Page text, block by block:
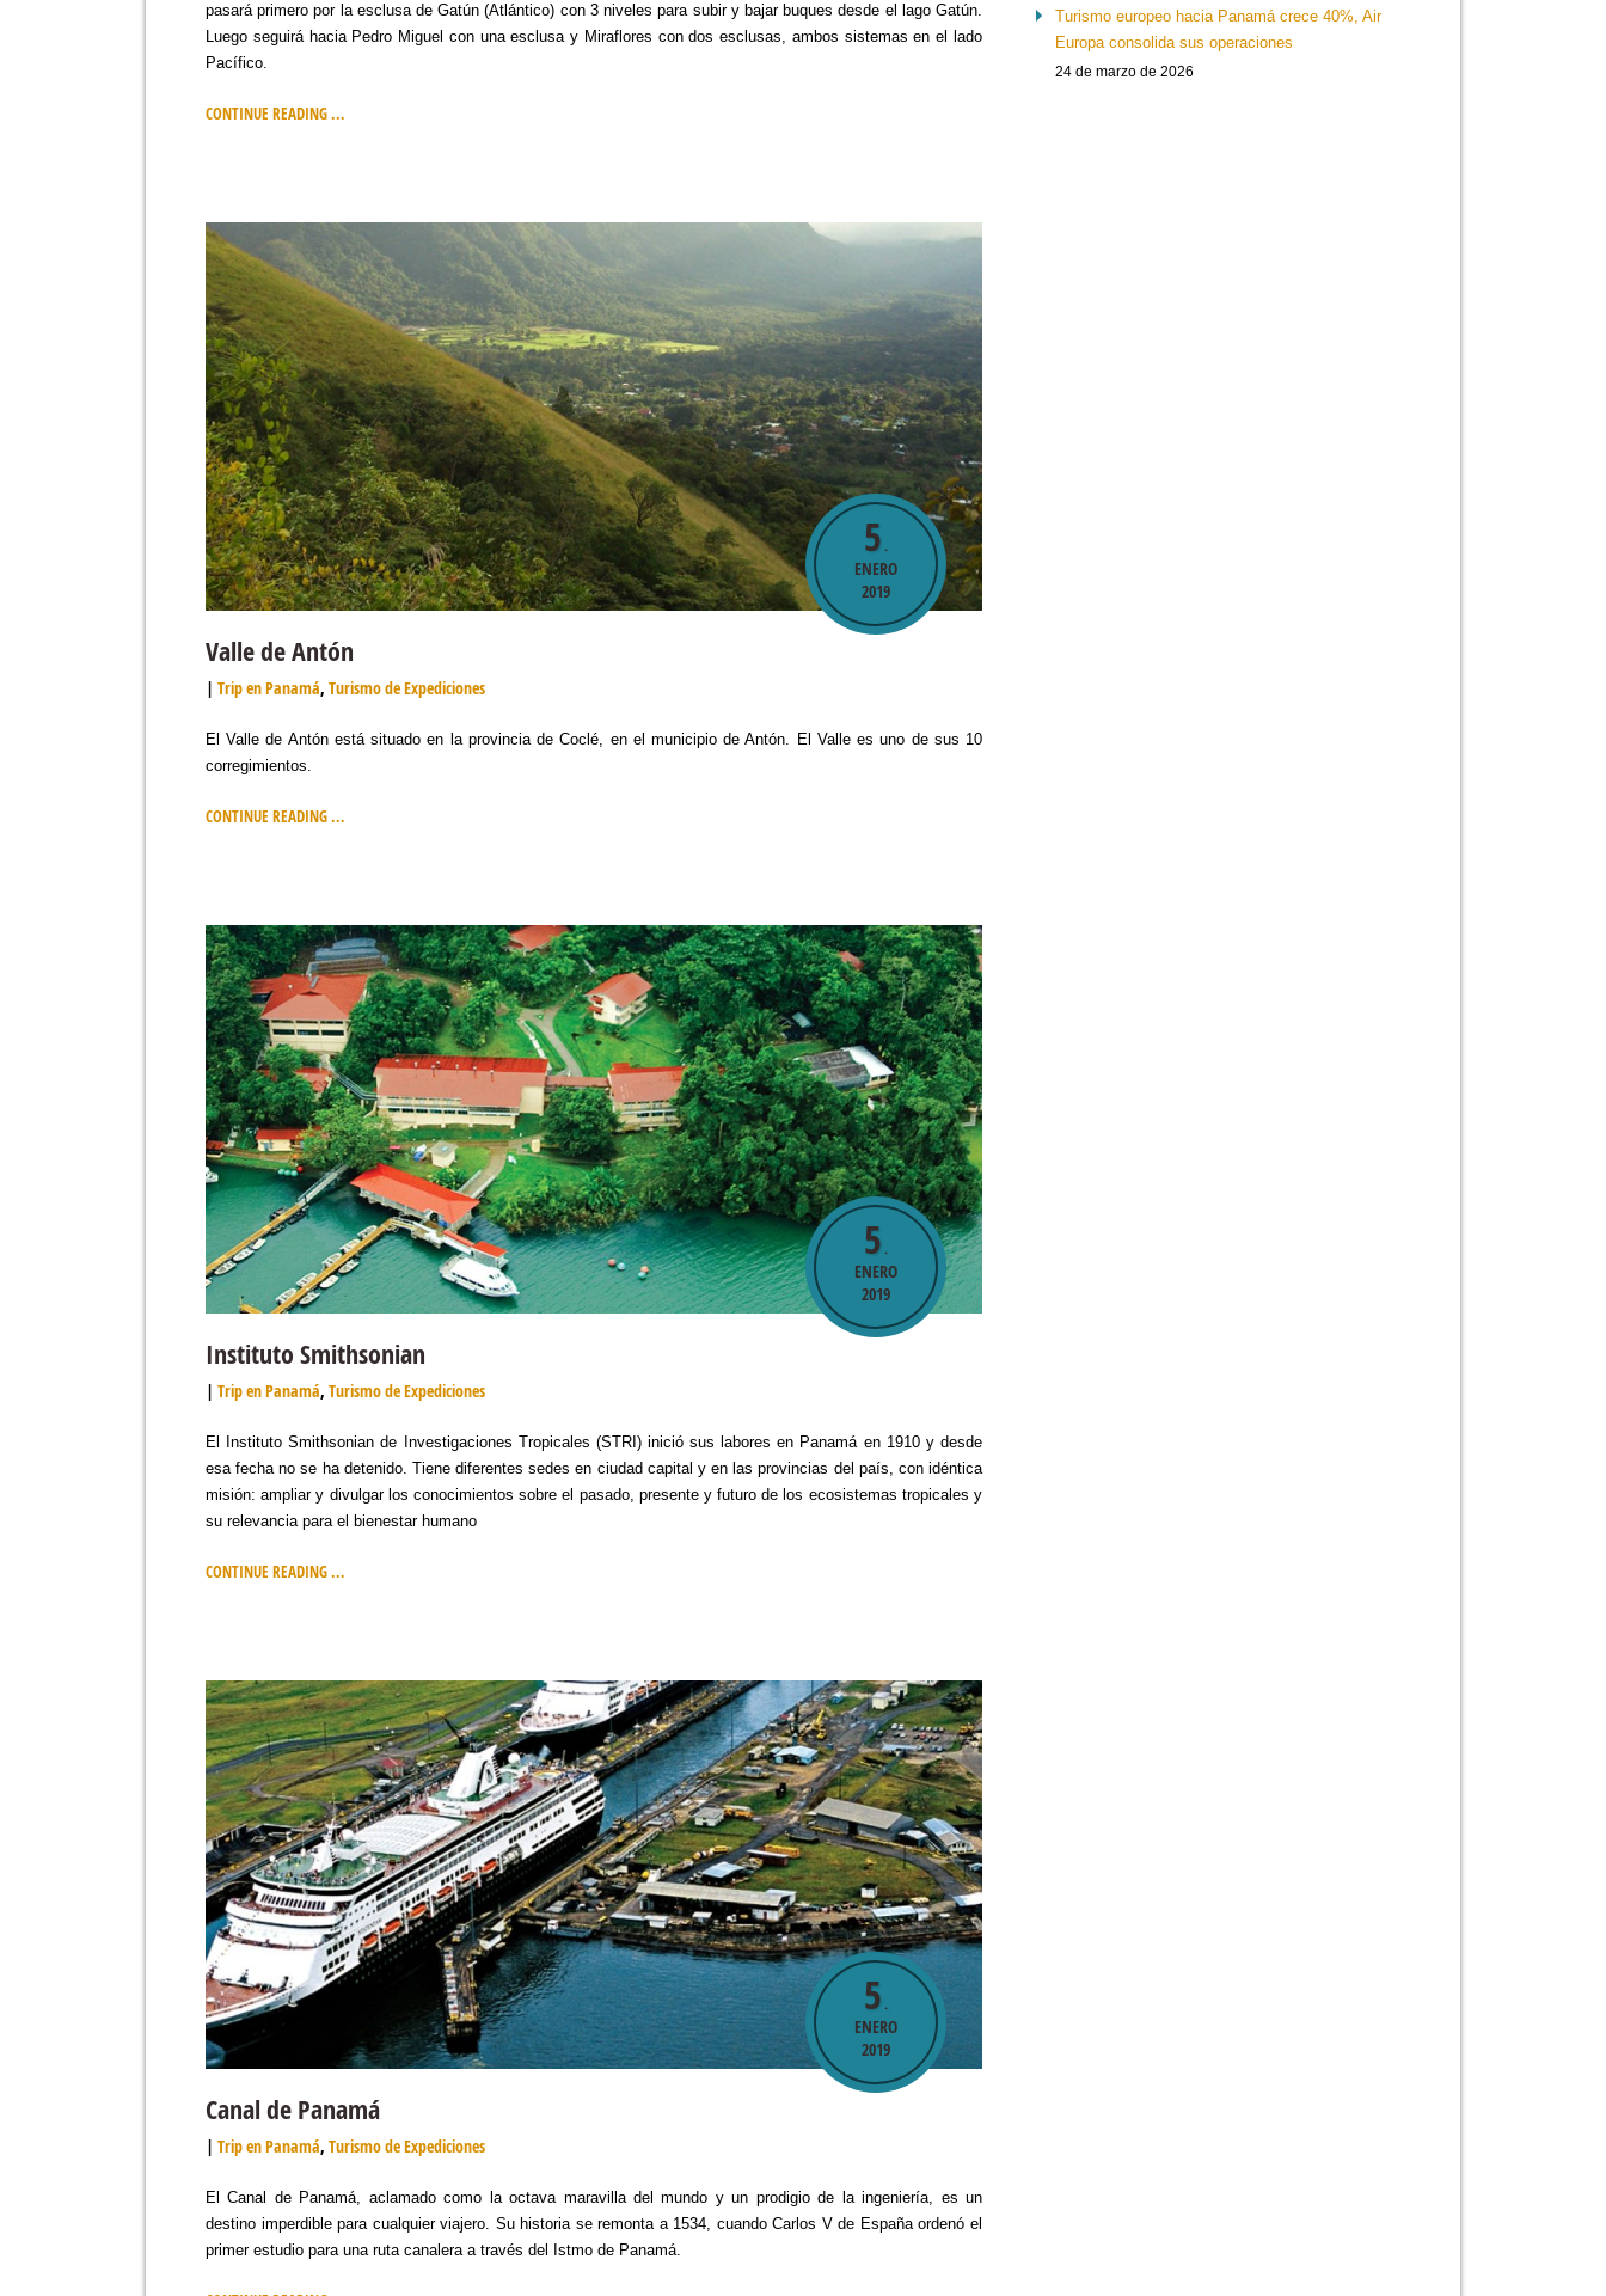
pasará primero por la esclusa de Gatún (Atlántico) con 3 niveles para subir y bajar buques desde el lago Gatún.
Luego seguirá hacia Pedro Miguel con una esclusa y Miraflores con dos esclusas, ambos sistemas en el lado
Pacífico.
CONTINUE READING ...
5 .
ENERO
2019
Valle de Antón
Trip en Panamá, Turismo de Expediciones
El Valle de Antón está situado en la provincia de Coclé, en el municipio de Antón. El Valle es uno de sus 10
corregimientos.
CONTINUE READING ...
5 .
ENERO
2019
Instituto Smithsonian
Trip en Panamá, Turismo de Expediciones
El Instituto Smithsonian de Investigaciones Tropicales (STRI) inició sus labores en Panamá en 1910 y desde
esa fecha no se ha detenido. Tiene diferentes sedes en ciudad capital y en las provincias del país, con idéntica
misión: ampliar y divulgar los conocimientos sobre el pasado, presente y futuro de los ecosistemas tropicales y
su relevancia para el bienestar humano
CONTINUE READING ...
5 .
ENERO
2019
Canal de Panamá
Trip en Panamá, Turismo de Expediciones
El Canal de Panamá, aclamado como la octava maravilla del mundo y un prodigio de la ingeniería, es un
destino imperdible para cualquier viajero. Su historia se remonta a 1534, cuando Carlos V de España ordenó el
primer estudio para una ruta canalera a través del Istmo de Panamá.
Turismo europeo hacia Panamá crece 40%, Air
Europa consolida sus operaciones
24 de marzo de 2026